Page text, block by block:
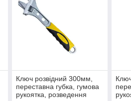
Ключ розвідний 300мм,
переставна губка, гумова
рукоятка, розведення